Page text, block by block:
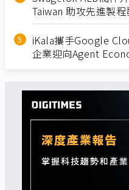
Taiwan 助攻先進製
iKala攜手Google
企業迎向Agent